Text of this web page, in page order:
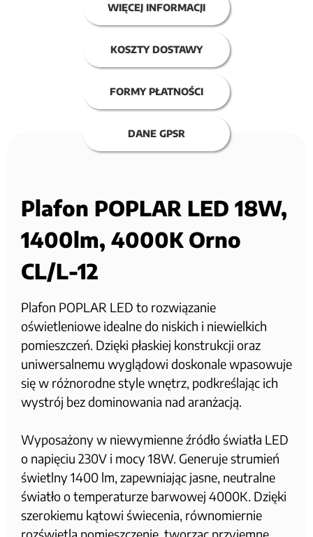
WIĘCEJ INFORMACJI
KOSZTY DOSTAWY
FORMY PŁATNOŚCI
DANE GPSR
Plafon POPLAR LED 18W,
1400lm, 4000K Orno
CL/L-12
Plafon POPLAR LED to rozwiązanie
oświetleniowe idealne do niskich i niewielkich
pomieszczeń. Dzięki płaskiej konstrukcji oraz
uniwersalnemu wyglądowi doskonale wpasowuje
się w różnorodne style wnętrz, podkreślając ich
wystrój bez dominowania nad aranżacją.
Wyposażony w niewymienne źródło światła LED
o napięciu 230V i mocy 18W. Generuje strumień
świetlny 1400 lm, zapewniając jasne, neutralne
światło o temperaturze barwowej 4000K. Dzięki
szerokiemu kątowi świecenia, równomiernie
rozświetla pomieszczenie, tworząc przyjemne